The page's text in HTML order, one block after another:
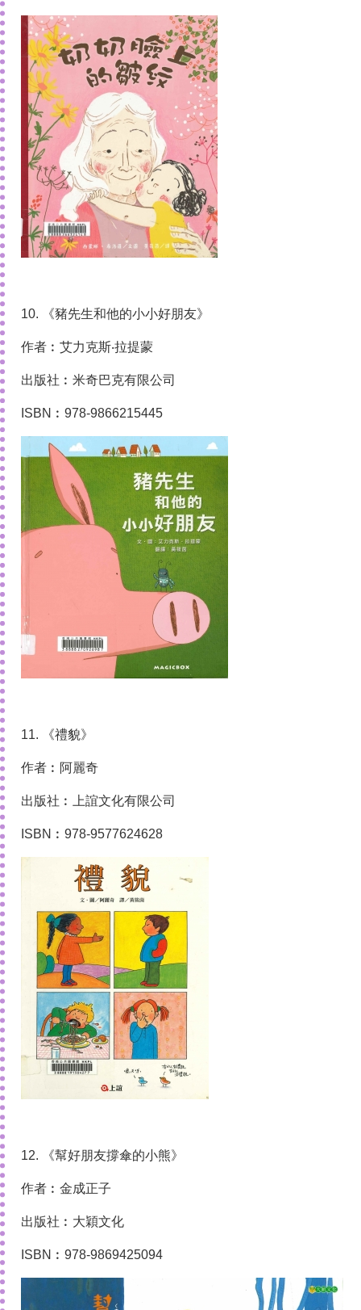
10. 《豬先生和他的小小好朋友》
作者︰艾力克斯‧拉提蒙
出版社︰米奇巴克有限公司
ISBN︰978-9866215445
11. 《禮貌》
作者︰阿麗奇
出版社︰上誼文化有限公司
ISBN︰978-9577624628
12. 《幫好朋友撐傘的小熊》
作者︰金成正子
出版社︰大穎文化
ISBN︰978-9869425094